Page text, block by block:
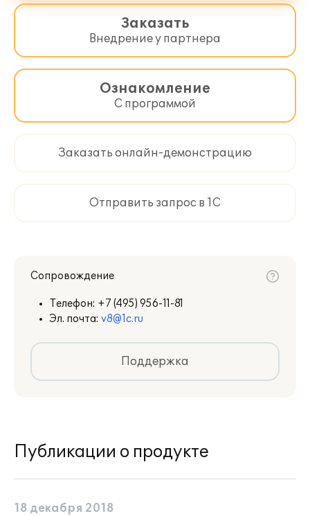
Заказать
Внедрение у партнера
Ознакомление
С программой
Заказать онлайн-демонстрацию
Отправить запрос в 1С
Сопровождение
Телефон: +7 (495) 956-11-81
Эл. почта: v8@1c.ru
Поддержка
Публикации о продукте
18 декабря 2018